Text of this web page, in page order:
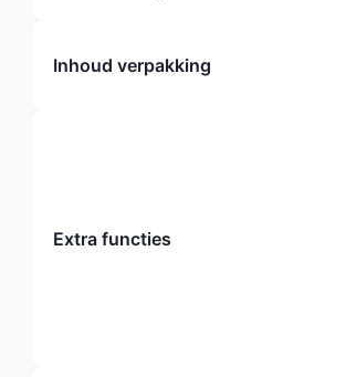
Inhoud verpakking
Extra functies